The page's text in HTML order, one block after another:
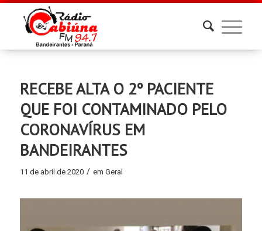
RECEBE ALTA O 2º PACIENTE
QUE FOI CONTAMINADO PELO
CORONAVÍRUS EM
BANDEIRANTES
11 de abril de 2020 / em Geral